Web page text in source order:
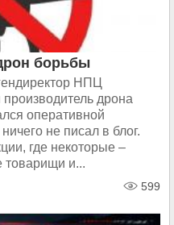
борьбы
НПЦ
дрона
оперативной
не писал в блог.
где некоторые –
товарищи и...
599